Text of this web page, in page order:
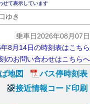
せて表示しています
ゆき
乗車日2026年08月07日
8月14日の時刻表はこちら
のお問い合わせはこちらへ
地図
バス停時刻表
接近情報コード印刷